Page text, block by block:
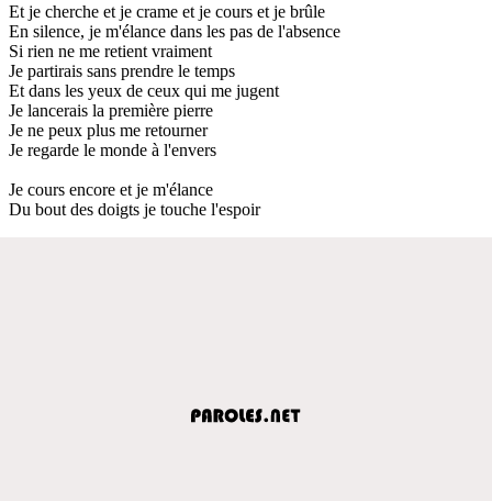
Et je cherche et je crame et je cours et je brûle
En silence, je m'élance dans les pas de l'absence
Si rien ne me retient vraiment
Je partirais sans prendre le temps
Et dans les yeux de ceux qui me jugent
Je lancerais la première pierre
Je ne peux plus me retourner
Je regarde le monde à l'envers
Je cours encore et je m'élance
Du bout des doigts je touche l'espoir